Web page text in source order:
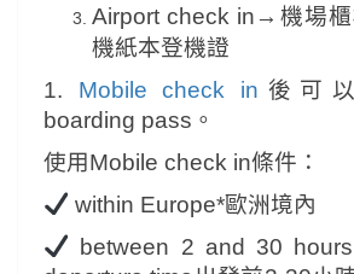
Airport check in→機場櫃
機紙本登機證
1. Mobile check in 後可
boarding pass。
使用Mobile check in條件：
within Europe*歐洲境內
between 2 and 30